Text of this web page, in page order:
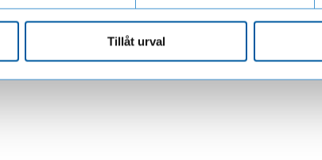
Tillåt urval
lösning som passar er verksamhet.